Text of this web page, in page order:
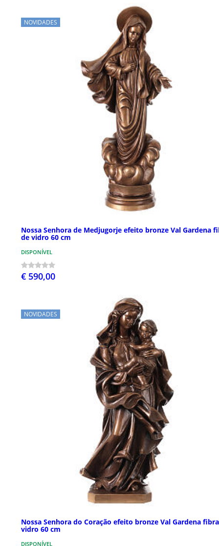
NOVIDADES
Nossa Senhora de Medjugorje efeito bronze Val Gardena
de vidro 60 cm
DISPONÍVEL
€ 590,00
NOVIDADES
Nossa Senhora do Coração efeito bronze Val Gardena
vidro 60 cm
DISPONÍVEL